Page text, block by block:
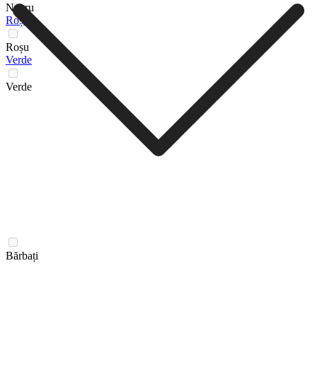
Negru
Roșu
Roșu
Verde
Verde
Bărbați